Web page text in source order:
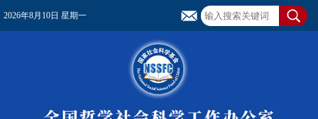
2026年8月10日 星期一